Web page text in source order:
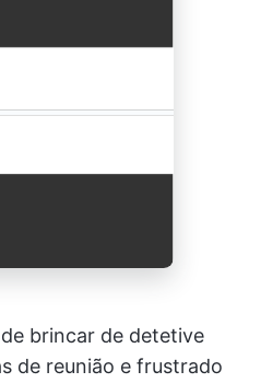
brincar de detetive
de reunião e frustrado